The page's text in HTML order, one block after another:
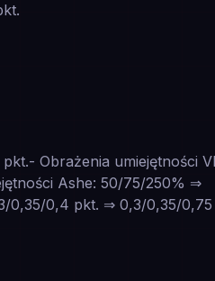
Obrażenia umiejętności
Ashe: 50/75/250% ⇒
0,35/0,4 pkt. ⇒ 0,3/0,35/0,75